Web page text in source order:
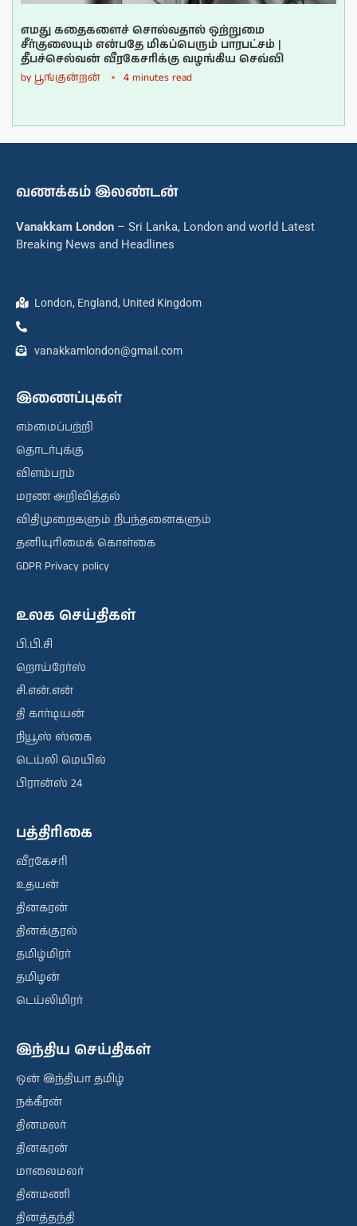
எமது கதைகளைச் சொல்வதால் ஒற்றுமை
சீர்குலையும் என்பதே மிகப்பெரும் பாரபட்சம் |
தீபச்செல்வன் வீரகேசரிக்கு வழங்கிய செவ்வி
by பூங்குன்றன் 4 minutes read
வணக்கம் இலண்டன்
Vanakkam London – Sri Lanka, London and world Latest
Breaking News and Headlines
London, England, United Kingdom
vanakkamlondon@gmail.com
இணைப்புகள்
எம்மைப்பற்றி
தொடர்புக்கு
விளம்பரம்
மரண அறிவித்தல்
விதிமுறைகளும் நிபந்தனைகளும்
தனியுரிமைக் கொள்கை
GDPR Privacy policy
உலக செய்திகள்
பி.பி.சி
றொய்ரேர்ஸ்
சி.என்.என்
தி கார்டியன்
நியூஸ் ஸ்கை
டெய்லி மெயில்
பிரான்ஸ் 24
பத்திரிகை
வீரகேசரி
உதயன்
தினகரன்
தினக்குரல்
தமிழ்மிரர்
தமிழன்
டெய்லிமிரர்
இந்திய செய்திகள்
ஒன் இந்தியா தமிழ்
நக்கீரன்
தினமலர்
தினகரன்
மாலைமலர்
தினமணி
தினத்தந்தி